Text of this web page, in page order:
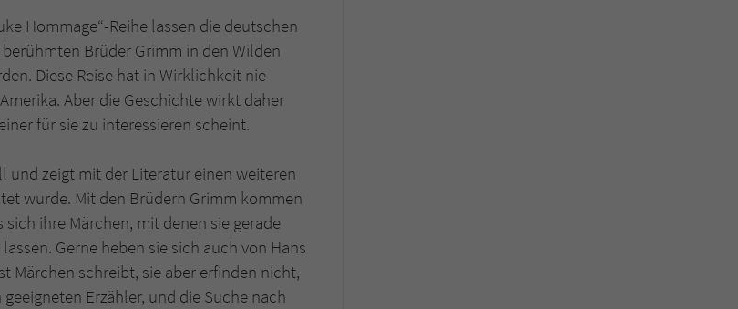
Hommage“-Reihe lassen die deutschen
Brüder Grimm in den Wilden
Diese Reise hat in Wirklichkeit nie
Aber die Geschichte wirkt daher
für sie zu interessieren scheint.
und zeigt mit der Literatur einen weiteren
wurde. Mit den Brüdern Grimm kommen
ihre Märchen, mit denen sie gerade
Gerne heben sie sich auch von Hans
Märchen schreibt, sie aber erfinden nicht,
Erzähler, und die Suche nach